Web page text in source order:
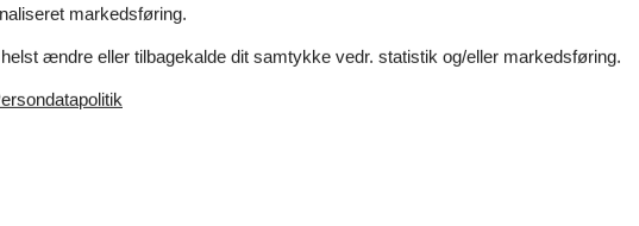
markedsføring.
ændre eller tilbagekalde dit samtykke vedr. statistik og/eller markedsføring.